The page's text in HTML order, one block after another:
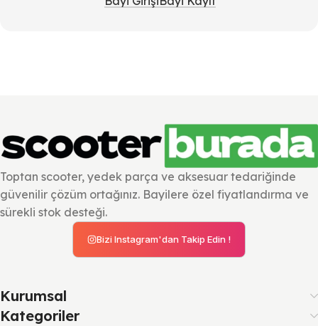
Toptan scooter, yedek parça ve aksesuar tedariğinde
güvenilir çözüm ortağınız. Bayilere özel fiyatlandırma ve
sürekli stok desteği.
Bizi Instagram'dan Takip Edin !
Kurumsal
Kategoriler